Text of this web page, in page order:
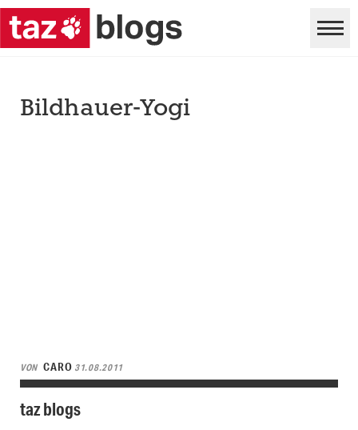
Bildhauer-Yogi
VON CARO 31.08.2011
taz blogs